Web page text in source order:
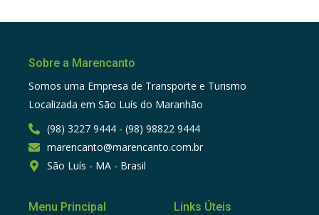
Sobre a Marencanto
Somos uma Empresa de Transporte e Turismo
Localizada em São Luís do Maranhão
(98) 3227 9444 - (98) 98822 9444
marencanto@marencanto.com.br
São Luís - MA - Brasil
Menu Principal
Links Úteis